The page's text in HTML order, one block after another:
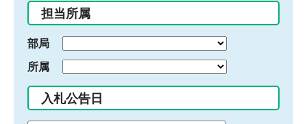
入
力
担当所属
部局
所属
入札公告日